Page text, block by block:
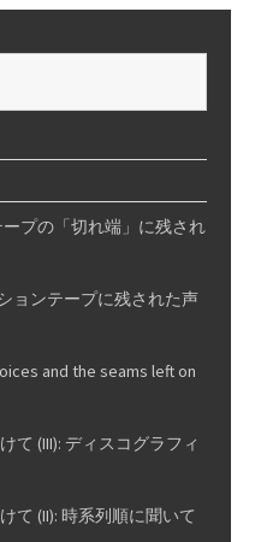
ープの「切れ端」に残され
ョンテープに残された声
and the seams left on
て (III): ディスコグラフィ
て (II): 時系列順に聞いて